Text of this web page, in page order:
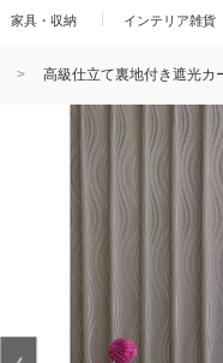
家具・収納 インテリア雑貨
高級仕立て裏地付き遮光カ